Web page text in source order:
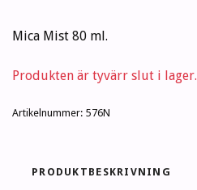
Mica Mist 80 ml.
Produkten är tyvärr slut i lager.
Artikelnummer: 576N
PRODUKTBESKRIVNING